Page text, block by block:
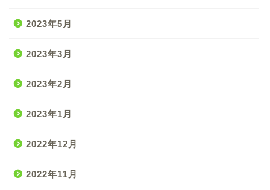
2023年5月
2023年3月
2023年2月
2023年1月
2022年12月
2022年11月